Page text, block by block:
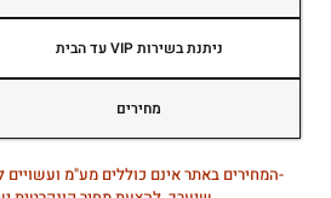
ניתנת בשירות VIP עד הבית
מחירים
-המחירים באתר אינם כוללים מע"מ ועשויים